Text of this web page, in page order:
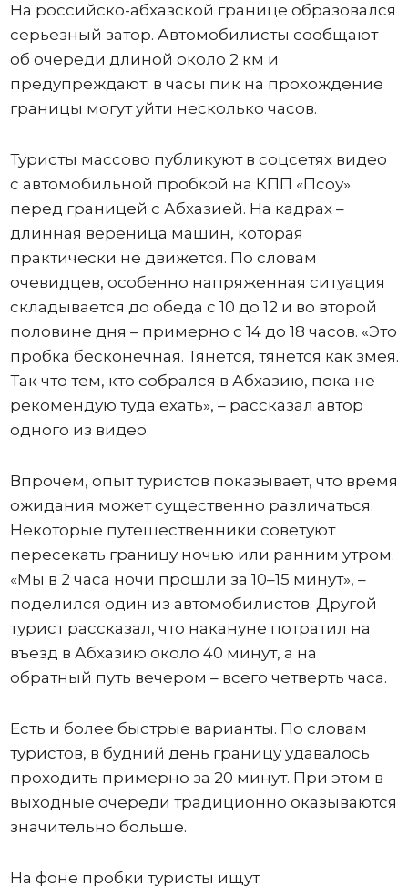
На российско-абхазской границе образовался
серьезный затор. Автомобилисты сообщают
об очереди длиной около 2 км и
предупреждают: в часы пик на прохождение
границы могут уйти несколько часов.
Туристы массово публикуют в соцсетях видео
с автомобильной пробкой на КПП «Псоу»
перед границей с Абхазией. На кадрах –
длинная вереница машин, которая
практически не движется. По словам
очевидцев, особенно напряженная ситуация
складывается до обеда с 10 до 12 и во второй
половине дня – примерно с 14 до 18 часов. «Это
пробка бесконечная. Тянется, тянется как змея.
Так что тем, кто собрался в Абхазию, пока не
рекомендую туда ехать», – рассказал автор
одного из видео.
Впрочем, опыт туристов показывает, что время
ожидания может существенно различаться.
Некоторые путешественники советуют
пересекать границу ночью или ранним утром.
«Мы в 2 часа ночи прошли за 10–15 минут», –
поделился один из автомобилистов. Другой
турист рассказал, что накануне потратил на
въезд в Абхазию около 40 минут, а на
обратный путь вечером – всего четверть часа.
Есть и более быстрые варианты. По словам
туристов, в будний день границу удавалось
проходить примерно за 20 минут. При этом в
выходные очереди традиционно оказываются
значительно больше.
На фоне пробки туристы ищут